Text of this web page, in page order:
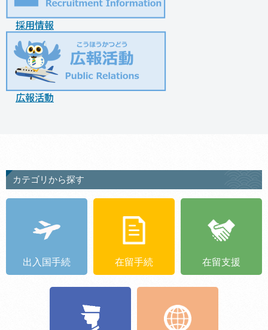
採用情報
広報活動
カテゴリから探す
出入国手続 在留手続 在留支援